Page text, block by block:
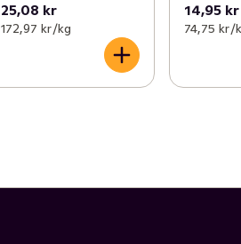
25,08 kr
172,97 kr /kg
14,95 kr
74,75 kr /